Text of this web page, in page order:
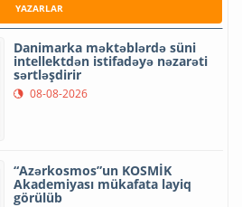
YAZARLAR
Danimarka məktəblərdə süni
intellektdən istifadəyə nəzarəti
sərtləşdirir
08-08-2026
“Azərkosmos”un KOSMİK
Akademiyası mükafata layiq
görülüb